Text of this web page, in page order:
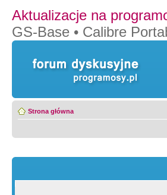
Aktualizacje na
GS-Base • Calibre
Strona główna